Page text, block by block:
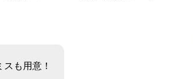
も用意！